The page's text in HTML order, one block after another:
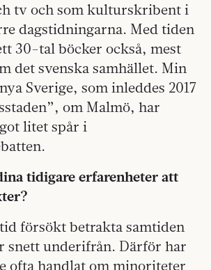
tv och som kulturskribent i
dagstidningarna. Med tiden
30-tal böcker också, mest
det svenska samhället. Min
Sverige, som inleddes 2017
om Malmö, har
litet spår i
tidigare erfarenheter att
försökt betrakta samtiden
snett underifrån. Därför har
ofta handlat om minoriteter